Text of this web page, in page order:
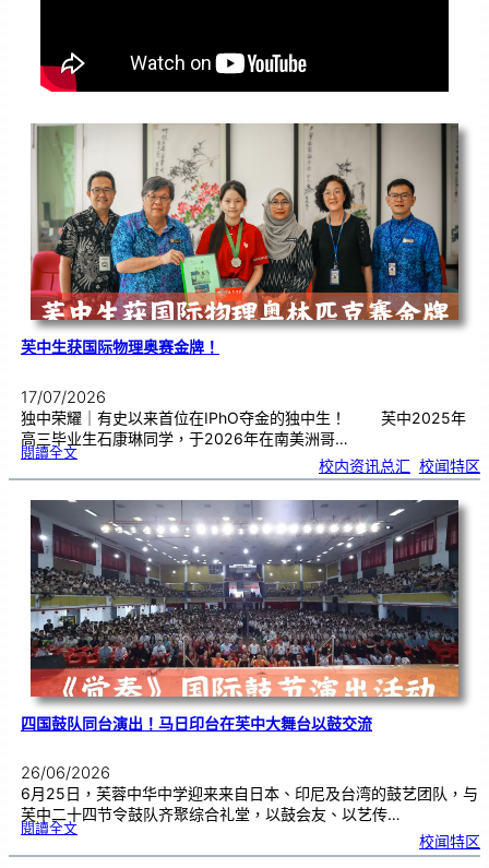
芙中生获国际物理奥赛金牌！
17/07/2026
独中荣耀｜有史以来首位在IPhO夺金的独中生！ 芙中2025年
高三毕业生石康琳同学，于2026年在南美洲哥…
閱讀全文:芙
获
际
物
理
赛
金
牌
！
校内资讯总汇 校闻特区
四国鼓队同台演出！马日印台在芙中大舞台以鼓交流
26/06/2026
6月25日，芙蓉中华中学迎来来自日本、印尼及台湾的鼓艺团队，与
芙中二十四节令鼓队齐聚综合礼堂，以鼓会友、以艺传…
閱讀全文:四
队
校闻特区